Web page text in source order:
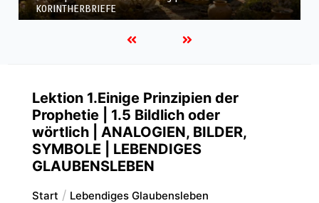
KORINTHERBRIEFE
Lektion 1.Einige Prinzipien der
Prophetie | 1.5 Bildlich oder
wörtlich | ANALOGIEN, BILDER,
SYMBOLE | LEBENDIGES
GLAUBENSLEBEN
Start Lebendiges Glaubensleben